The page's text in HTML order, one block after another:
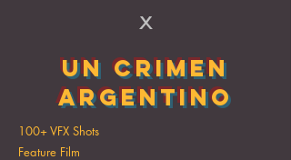
x
UN CRIMEN
ARGENTINO
100+ VFX Shots
Feature Film